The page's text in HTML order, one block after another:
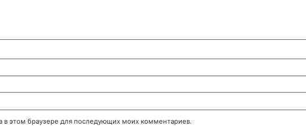
в этом браузере для последующих моих комментариев.